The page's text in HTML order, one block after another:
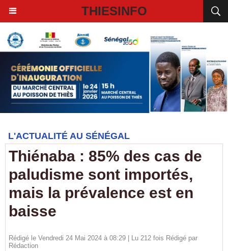
THIESINFO
L'ACTUALITÉ AU SÉNÉGAL
Thiénaba : 85% des cas de
paludisme sont importés,
mais la prévalence est en
baisse
Rédigé le Vendredi 24 Mai 2024 à 08:29 | Lu 212 fois Rédigé par
Rédaction